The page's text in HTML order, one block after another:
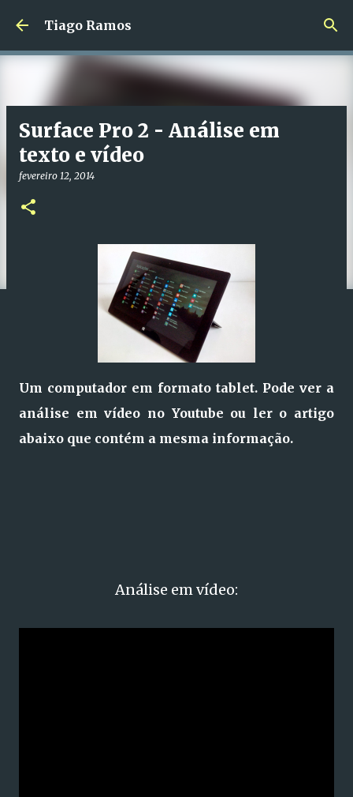
Avançar para o conteúdo principal
Tiago Ramos
Surface Pro 2 - Análise em
texto e vídeo
fevereiro 12, 2014
Um computador em formato tablet. Pode ver a
análise em vídeo no Youtube ou ler o artigo
abaixo que contém a mesma informação.
Análise em vídeo: